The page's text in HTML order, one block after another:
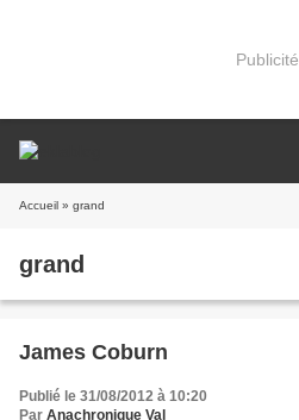
Publicité
Accueil » grand
grand
James Coburn
Publié le 31/08/2012 à 10:20
Par Anachronique Val